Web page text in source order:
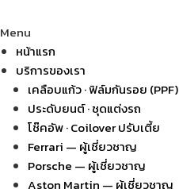
Menu
หน้าแรก
บริการของเรา
เคลือบแก้ว · ฟิล์มกันรอย (PPF)
ประดับยนต์ · ชุดแต่งรถ
โช๊คอัพ · Coilover ปรับเตี้ย
Ferrari — ผู้เชี่ยวชาญ
Porsche — ผู้เชี่ยวชาญ
Aston Martin — ผู้เชี่ยวชาญ